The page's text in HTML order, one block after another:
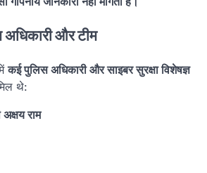
अधिकारी और टीम
कई पुलिस अधिकारी और साइबर सुरक्षा विशेषज्ञ
थे:
अक्षय राम